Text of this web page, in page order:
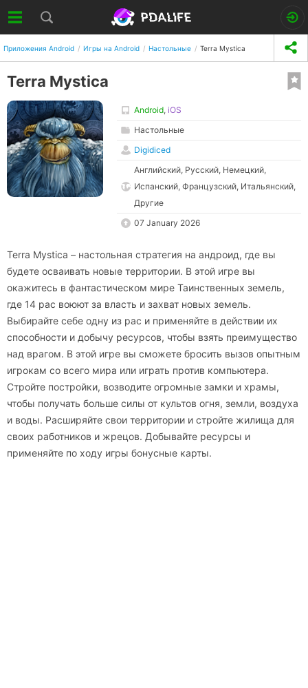
Приложения Android Игры на Android Настольные Terra Mystica
Terra Mystica
Android, iOS
Настольные
Digidiced
Английский, Русский, Немецкий,
Испанский, Французский, Итальянский,
Другие
07 January 2026
Terra Mystica – настольная стратегия на андроид, где вы
будете осваивать новые территории. В этой игре вы
окажитесь в фантастическом мире Таинственных земель,
где 14 рас воюют за власть и захват новых земель.
Выбирайте себе одну из рас и применяйте в действии их
способности и добычу ресурсов, чтобы взять преимущество
над врагом. В этой игре вы сможете бросить вызов опытным
игрокам со всего мира или играть против компьютера.
Стройте постройки, возводите огромные замки и храмы,
чтобы получать больше силы от культов огня, земли, воздуха
и воды. Расширяйте свои территории и стройте жилища для
своих работников и жрецов. Добывайте ресурсы и
применяйте по ходу игры бонусные карты.